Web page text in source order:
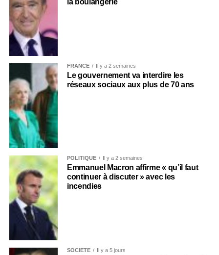
la boulangerie
FRANCE Il y a 2 semaines
Le gouvernement va interdire les
réseaux sociaux aux plus de 70 ans
POLITIQUE Il y a 2 semaines
Emmanuel Macron affirme « qu’il faut
continuer à discuter » avec les
incendies
SOCIÉTÉ Il y a 5 jours